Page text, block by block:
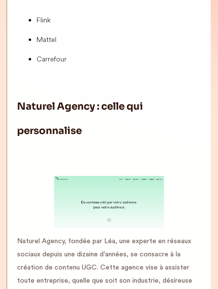
Flink
Mattel
Carrefour
Naturel Agency : celle qui
personnalise
Naturel Agency, fondée par Léa, une experte en réseaux
sociaux depuis une dizaine d'années, se consacre à la
création de contenu UGC. Cette agence vise à assister
toute entreprise, quelle que soit son industrie, désireuse